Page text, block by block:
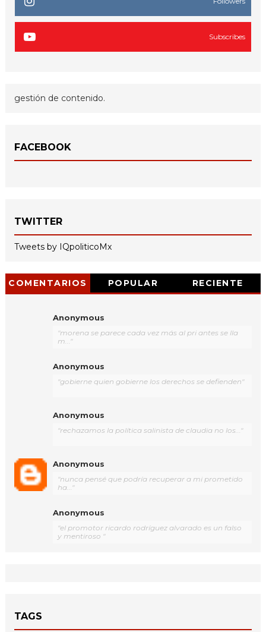
Subscribes
gestión de contenido.
FACEBOOK
TWITTER
Tweets by IQpoliticoMx
COMENTARIOS POPULAR RECIENTE
Anonymous
"morena se parece cada vez más al pri antes se lla
m..."
Anonymous
"gobierne quien gobierne los derechos se defienden"
Anonymous
"rechazamos la política salinista de claudia no los..."
Anonymous
"nunca pensé que podría recuperar a mi prometido
ha..."
Anonymous
"el promotor ricardo rodríguez alvarado es un falso
y mentiroso "
TAGS